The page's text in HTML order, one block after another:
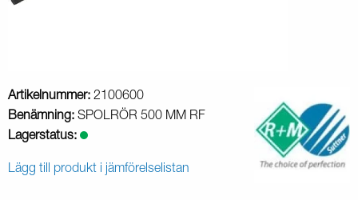
Artikelnummer: 2100600
Benämning: SPOLRÖR 500 MM RF
Lagerstatus:
Lägg till produkt i jämförelselistan